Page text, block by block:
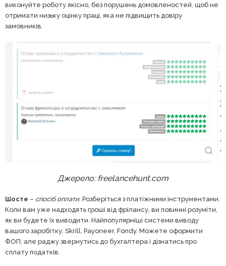
виконуйте роботу якісно, без порушень домовленостей, щоб не
отримати низьку оцінку праці, яка не підвищить довіру
замовників.
Джерело: freelancehunt.com
Шосте – спосіб оплати. Розберіться з платіжними інструментами.
Коли вам уже надходять гроші від фрілансу, ви повинні розуміти,
як ви будете їх виводити. Найпопулярніші системи виводу
вашого заробітку: Skrill, Payoneer, Fondy. Можете оформити
ФОП, але раджу звернутись до бухгалтера і дізнатись про
сплату податків.